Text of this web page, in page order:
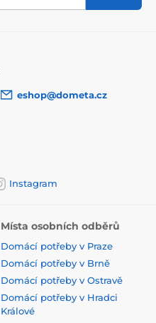
eshop@dometa.cz
Instagram
Místa osobních odběrů
Domácí potřeby v Praze
Domácí potřeby v Brně
Domácí potřeby v Ostravě
Domácí potřeby v Hradci
Králové